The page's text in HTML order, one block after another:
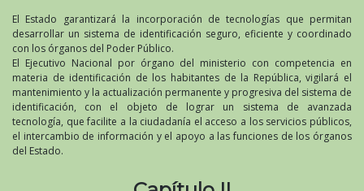
El Estado garantizará la incorporación de tecnologías que permitan
desarrollar un sistema de identificación seguro, eficiente y coordinado
con los órganos del Poder Público.
El Ejecutivo Nacional por órgano del ministerio con competencia en
materia de identificación de los habitantes de la República, vigilará el
mantenimiento y la actualización permanente y progresiva del sistema de
identificación, con el objeto de lograr un sistema de avanzada
tecnología, que facilite a la ciudadanía el acceso a los servicios públicos,
el intercambio de información y el apoyo a las funciones de los órganos
del Estado.